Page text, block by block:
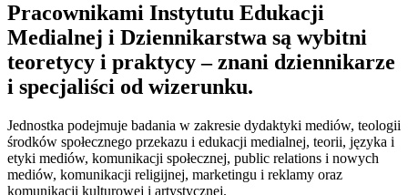
Pracownikami Instytutu Edukacji
Medialnej i Dziennikarstwa są wybitni
teoretycy i praktycy – znani dziennikarze
i specjaliści od wizerunku.
Jednostka podejmuje badania w zakresie dydaktyki mediów, teologii
środków społecznego przekazu i edukacji medialnej, teorii, języka i
etyki mediów, komunikacji społecznej, public relations i nowych
mediów, komunikacji religijnej, marketingu i reklamy oraz
komunikacji kulturowej i artystycznej.